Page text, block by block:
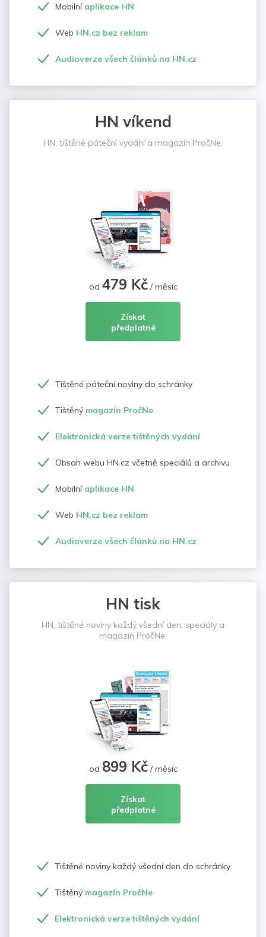
Mobilní aplikace HN
Web HN.cz bez reklam
Audioverze všech článků na HN.cz
HN víkend
HN, tištěné páteční vydání a magazín PročNe.
od 479 Kč/ měsíc
Získat
předplatné
Tištěné páteční noviny do schránky
Tištěný magazín PročNe
Elektronická verze tištěných vydání
Obsah webu HN.cz včetně speciálů a archivu
Mobilní aplikace HN
Web HN.cz bez reklam
Audioverze všech článků na HN.cz
HN tisk
HN, tištěné noviny každý všední den, speciály a
magazín PročNe.
od 899 Kč/ měsíc
Získat
předplatné
Tištěné noviny každý všední den do schránky
Tištěný magazín PročNe
Elektronická verze tištěných vydání